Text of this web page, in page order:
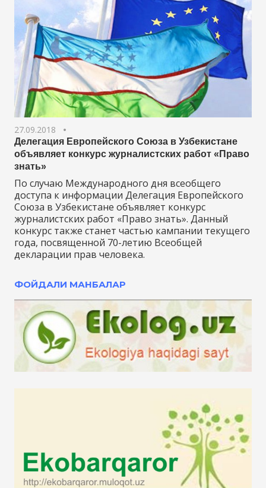
27.09.2018
Делегация Европейского Союза в Узбекистане
объявляет конкурс журналистских работ «Право
знать»
По случаю Международного дня всеобщего
доступа к информации Делегация Европейского
Союза в Узбекистане объявляет конкурс
журналистских работ «Право знать». Данный
конкурс также станет частью кампании текущего
года, посвященной 70-летию Всеобщей
декларации прав человека.
ФОЙДАЛИ МАНБАЛАР